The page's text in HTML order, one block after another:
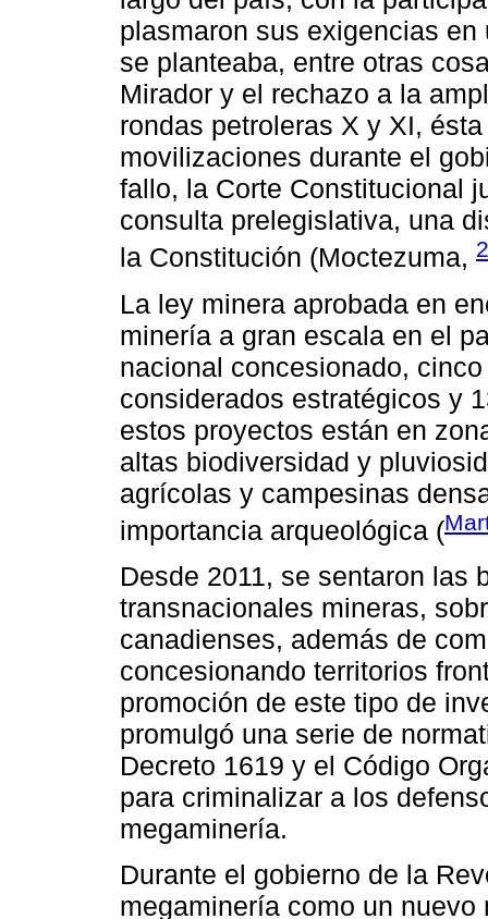
plasmaron sus exigencias
se planteaba, entre otras
Mirador y el rechazo a la
rondas petroleras X y XI,
movilizaciones durante el
fallo, la Corte Constitucional
consulta prelegislativa, una
la Constitución (Moctezuma,
La ley minera aprobada en
minería a gran escala en el
nacional concesionado,
considerados estratégicos y
estos proyectos están en
altas biodiversidad y
agrícolas y campesinas
importancia arqueológica (
Desde 2011, se sentaron las
transnacionales mineras,
canadienses, además de
concesionando territorios
promoción de este tipo de
promulgó una serie de
Decreto 1619 y el Código
para criminalizar a los
megaminería.
Durante el gobierno de la
megaminería como un